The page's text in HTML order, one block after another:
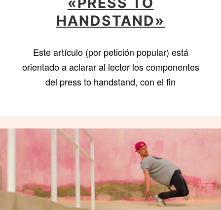
HANDSTAND»
Este artículo (por petición popular) está
orientado a aclarar al lector los componentes
del press to handstand, con el fin